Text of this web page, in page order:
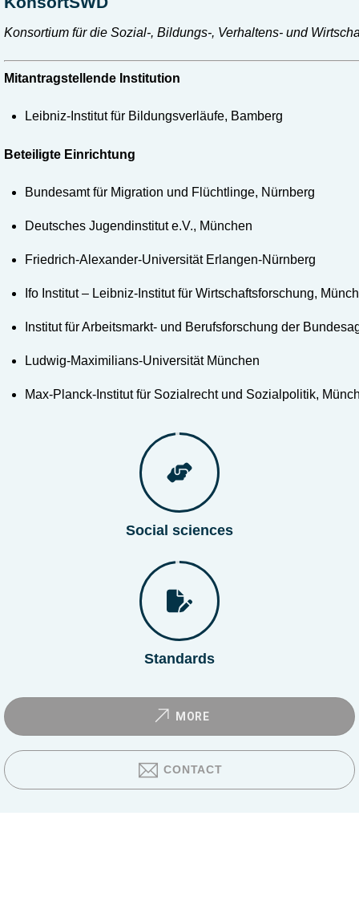
Konsortium für die Sozial-, Bildungs-, Verhaltens- und
Mitantragstellende Institution
Leibniz-Institut für Bildungsverläufe, Bamberg
Beteiligte Einrichtung
Bundesamt für Migration und Flüchtlinge, Nürnberg
Deutsches Jugendinstitut e.V., München
Friedrich-Alexander-Universität Erlangen-Nürnberg
Ifo Institut – Leibniz-Institut für Wirtschaftsforschung,
Institut für Arbeitsmarkt- und Berufsforschung der
Ludwig-Maximilians-Universität München
Max-Planck-Institut für Sozialrecht und Sozialpolitik,
Social sciences
Standards
MORE
CONTACT